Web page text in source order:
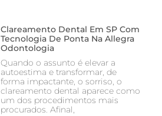
Clareamento Dental Em SP Com
Tecnologia De Ponta Na Allegra
Odontologia
Quando o assunto é elevar a
autoestima e transformar, de
forma impactante, o sorriso, o
clareamento dental aparece como
um dos procedimentos mais
procurados. Afinal,